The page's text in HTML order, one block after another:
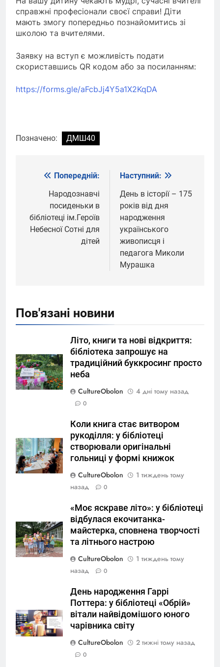
справжні професіонали своєї справи! Діти
мають змогу попередньо познайомитись зі
школою та вчителями.
Заявку на вступ є можливість подати
скориставшись QR кодом або за посиланням:
https://forms.gle/aFcbJj4Y5a1X2KqDA
Позначено: ДМШ40
Навігація
записів
Попередній:
Народознавчі
посиденьки в
бібліотеці ім.Героїв
Небесної Сотні для
дітей
Наступний:
День в історії – 175
років від дня
народження
українського
живописця і
педагога Миколи
Мурашка
Пов'язані новини
Літо, книги та нові відкриття:
бібліотека запрошує на
традиційний буккросинг просто
неба
CultureObolon
4 дні тому назад
0
Коли книга стає витвором
рукоділля: у бібліотеці
створювали оригінальні
гольниці у формі книжок
CultureObolon
1 тиждень тому
назад
0
«Моє яскраве літо»: у бібліотеці
відбулася екочитанка-
майстерка, сповнена творчості
та літнього настрою
CultureObolon
1 тиждень тому
назад
0
День народження Гаррі
Поттера: у бібліотеці «Обрій»
вітали найвідомішого юного
чарівника світу
CultureObolon
2 тижні тому назад
0